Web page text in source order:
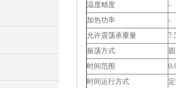
温度精度
-
加热功率
-
允许震荡承重量
振荡方式
时间范围
0-
时间运行方式